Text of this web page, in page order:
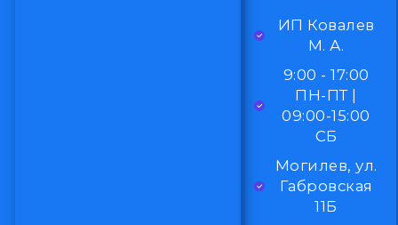
ИП Ковалев
М. А.
9:00 - 17:00
ПН-ПТ |
09:00-15:00
СБ
Могилев, ул.
Габровская
11Б